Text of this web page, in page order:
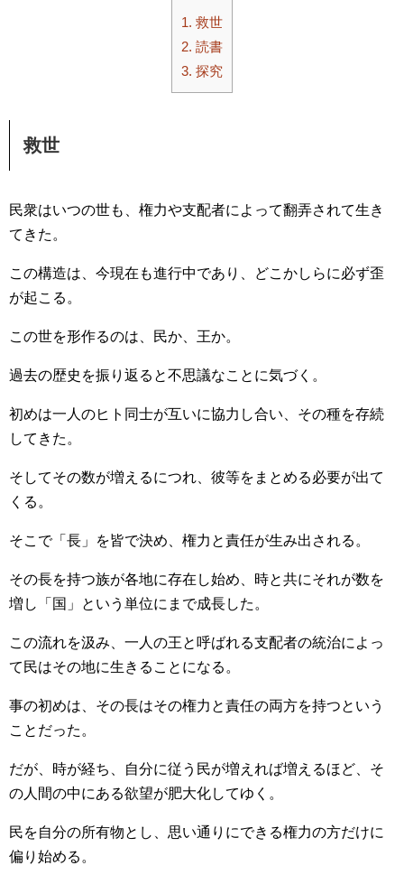
1. 救世
2. 読書
3. 探究
救世
民衆はいつの世も、権力や支配者によって翻弄されて生き
てきた。
この構造は、今現在も進行中であり、どこかしらに必ず歪
が起こる。
この世を形作るのは、民か、王か。
過去の歴史を振り返ると不思議なことに気づく。
初めは一人のヒト同士が互いに協力し合い、その種を存続
してきた。
そしてその数が増えるにつれ、彼等をまとめる必要が出て
くる。
そこで「長」を皆で決め、権力と責任が生み出される。
その長を持つ族が各地に存在し始め、時と共にそれが数を
増し「国」という単位にまで成長した。
この流れを汲み、一人の王と呼ばれる支配者の統治によっ
て民はその地に生きることになる。
事の初めは、その長はその権力と責任の両方を持つという
ことだった。
だが、時が経ち、自分に従う民が増えれば増えるほど、そ
の人間の中にある欲望が肥大化してゆく。
民を自分の所有物とし、思い通りにできる権力の方だけに
偏り始める。